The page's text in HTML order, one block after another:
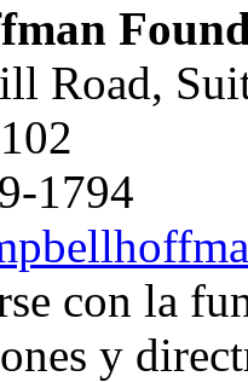
Road,
1794
con la
y